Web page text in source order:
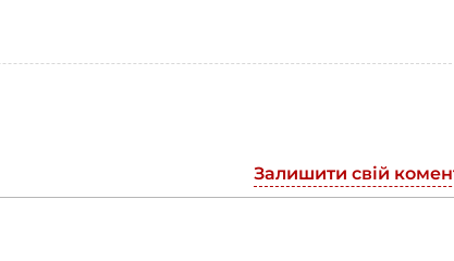
Залишити свій